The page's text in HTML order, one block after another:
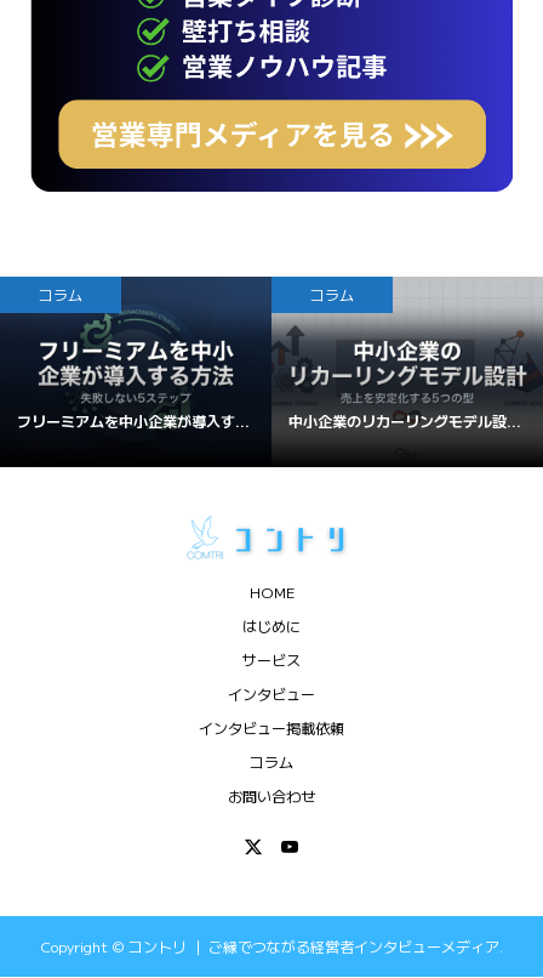
コラム
フリーミアムを中小企業が導入す...
コラム
中小企業のリカーリングモデル設...
HOME
はじめに
サービス
インタビュー
インタビュー掲載依頼
コラム
お問い合わせ
Copyright © コントリ ｜ ご縁でつながる経営者インタビューメディア.